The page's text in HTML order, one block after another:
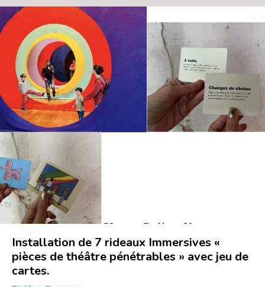
Installation de 7 rideaux Immersives «
pièces de théâtre pénétrables » avec jeu de
cartes.